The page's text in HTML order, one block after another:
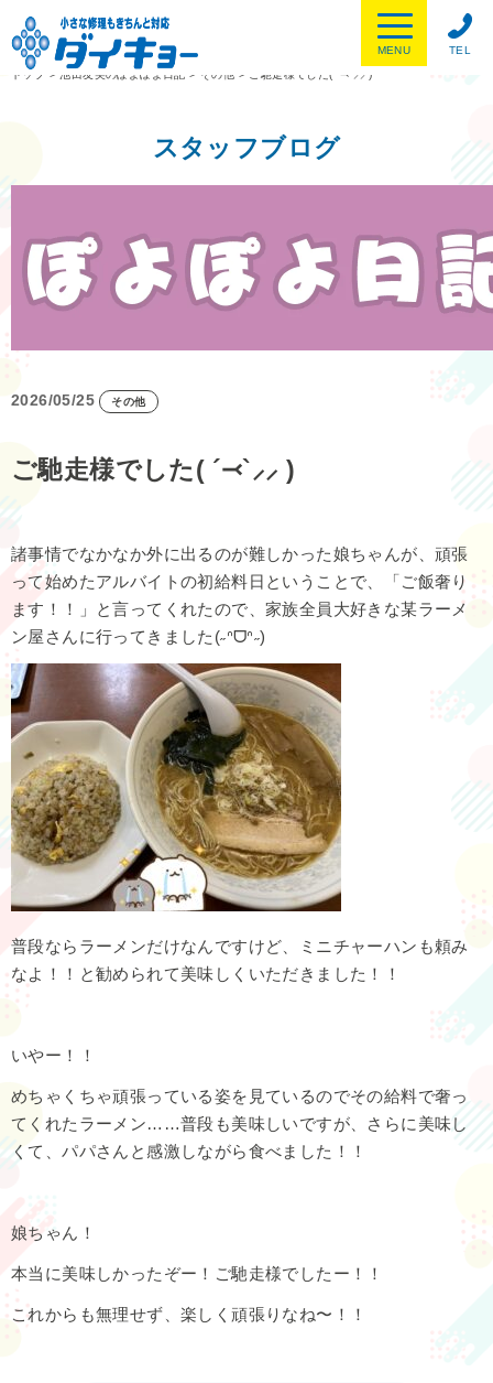
TEL
MENU
トップ
> 池田友美のぽよぽよ日記 > その他 > ご馳走様でした( ´⤙`⸝⸝ )
スタッフブログ
2026/05/25 その他
ご馳走様でした( ´⤙`⸝⸝ )
諸事情でなかなか外に出るのが難しかった娘ちゃんが、頑張
って始めたアルバイトの初給料日ということで、「ご飯奢り
ます！！」と言ってくれたので、家族全員大好きな某ラーメ
ン屋さんに行ってきました(˶ᐢᗜᐢ˶)
普段ならラーメンだけなんですけど、ミニチャーハンも頼み
なよ！！と勧められて美味しくいただきました！！
いやー！！
めちゃくちゃ頑張っている姿を見ているのでその給料で奢っ
てくれたラーメン……普段も美味しいですが、さらに美味し
くて、パパさんと感激しながら食べました！！
娘ちゃん！
本当に美味しかったぞー！ご馳走様でしたー！！
これからも無理せず、楽しく頑張りなね〜！！